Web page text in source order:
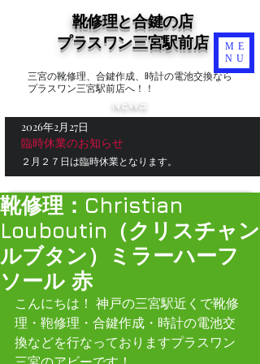
三宮の靴修理、合鍵作成、時計の電池交換なら
プラスワン三宮駅前店へ！！
NEWS
2026年2月27日
臨時休業のお知らせ
２月２７日は臨時休業となります。
靴修理と合鍵の店
​プラスワン三宮駅前店
ME
NU
靴修理：Christian
Louboutin（クリスチャン
ルブタン）ミラーハーフ
ソール 赤
こんにちは！ 神戸の三宮駅近くで靴修
理・鞄修理・合鍵作成・時計の電池交
換などを行なっておりますプラスワン